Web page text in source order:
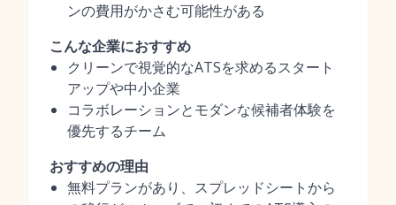
ンの費用がかさむ可能性がある
こんな企業におすすめ
クリーンで視覚的なATSを求めるスタート
アップや中小企業
コラボレーションとモダンな候補者体験を
優先するチーム
おすすめの理由
無料プランがあり、スプレッドシートから